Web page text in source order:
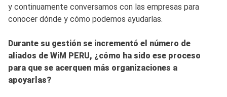
y continuamente conversamos con las empresas para
conocer dónde y cómo podemos ayudarlas.
Durante su gestión se incrementó el número de
aliados de WiM PERU, ¿cómo ha sido ese proceso
para que se acerquen más organizaciones a
apoyarlas?